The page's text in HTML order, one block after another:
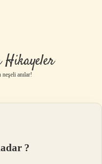
Hikayeler
neşeli anılar!
?